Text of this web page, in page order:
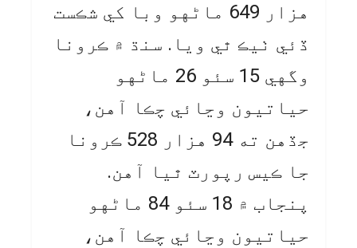
هزار 649 ماڻهو وبا کي شڪست
ڏئي ٺيڪ ٿي ويا. سنڌ ۾ ڪرونا
وگهي 15 سئو 26 ماڻهو
حياتيون وڃائي چڪا آهن،
جڏهن ته 94 هزار 528 ڪرونا
جا ڪيس رپورٽ ٿيا آهن.
پنجاب ۾ 18 سئو 84 ماڻهو
حياتيون وڃائي چڪا آهن،